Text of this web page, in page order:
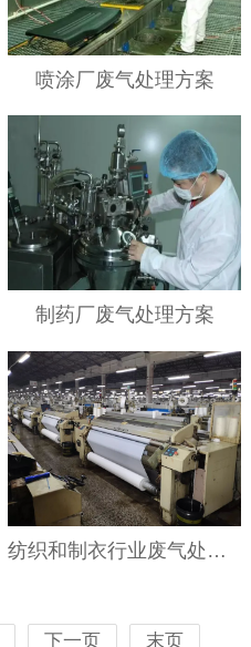
喷涂厂废气处理方案
制药厂废气处理方案
纺织和制衣行业废气处理方案
下一页 末页